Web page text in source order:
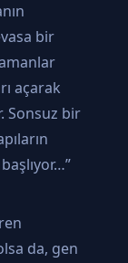
bir
açarak
Sonsuz bir
da, gen